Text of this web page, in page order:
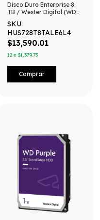
Disco Duro Enterprise 8
TB / Wester Digital (WD)
Recomendado para
Data Center y NVRs de
Alta Capacidad / Alto
Performace
SKU:
HUS728T8TALE6L4
$13,590.01
12 x $1,379.73